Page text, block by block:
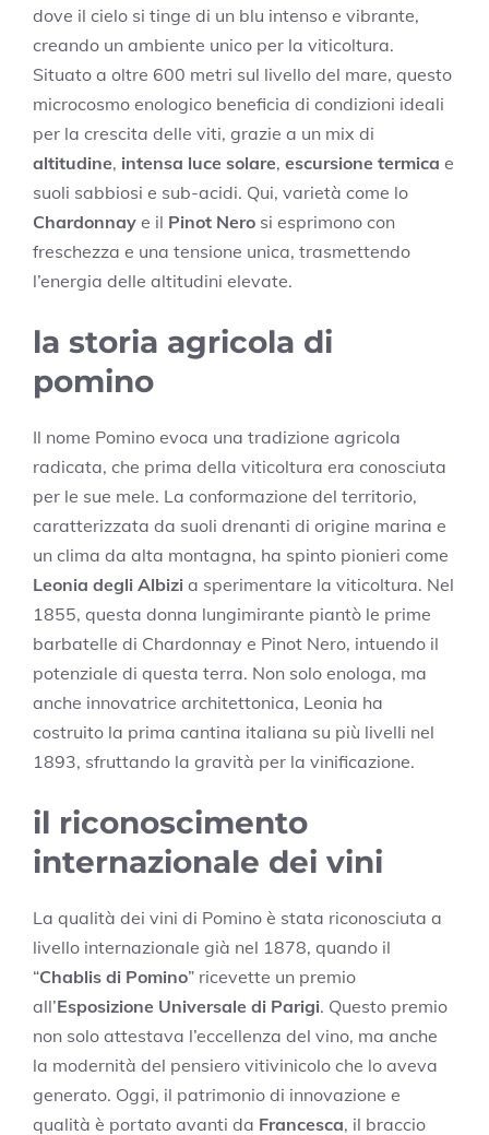
dove il cielo si tinge di un blu intenso e vibrante,
creando un ambiente unico per la viticoltura.
Situato a oltre 600 metri sul livello del mare, questo
microcosmo enologico beneficia di condizioni ideali
per la crescita delle viti, grazie a un mix di
altitudine, intensa luce solare, escursione termica e
suoli sabbiosi e sub-acidi. Qui, varietà come lo
Chardonnay e il Pinot Nero si esprimono con
freschezza e una tensione unica, trasmettendo
l’energia delle altitudini elevate.
la storia agricola di
pomino
Il nome Pomino evoca una tradizione agricola
radicata, che prima della viticoltura era conosciuta
per le sue mele. La conformazione del territorio,
caratterizzata da suoli drenanti di origine marina e
un clima da alta montagna, ha spinto pionieri come
Leonia degli Albizi a sperimentare la viticoltura. Nel
1855, questa donna lungimirante piantò le prime
barbatelle di Chardonnay e Pinot Nero, intuendo il
potenziale di questa terra. Non solo enologa, ma
anche innovatrice architettonica, Leonia ha
costruito la prima cantina italiana su più livelli nel
1893, sfruttando la gravità per la vinificazione.
il riconoscimento
internazionale dei vini
La qualità dei vini di Pomino è stata riconosciuta a
livello internazionale già nel 1878, quando il
“Chablis di Pomino” ricevette un premio
all’Esposizione Universale di Parigi. Questo premio
non solo attestava l’eccellenza del vino, ma anche
la modernità del pensiero vitivinicolo che lo aveva
generato. Oggi, il patrimonio di innovazione e
qualità è portato avanti da Francesca, il braccio